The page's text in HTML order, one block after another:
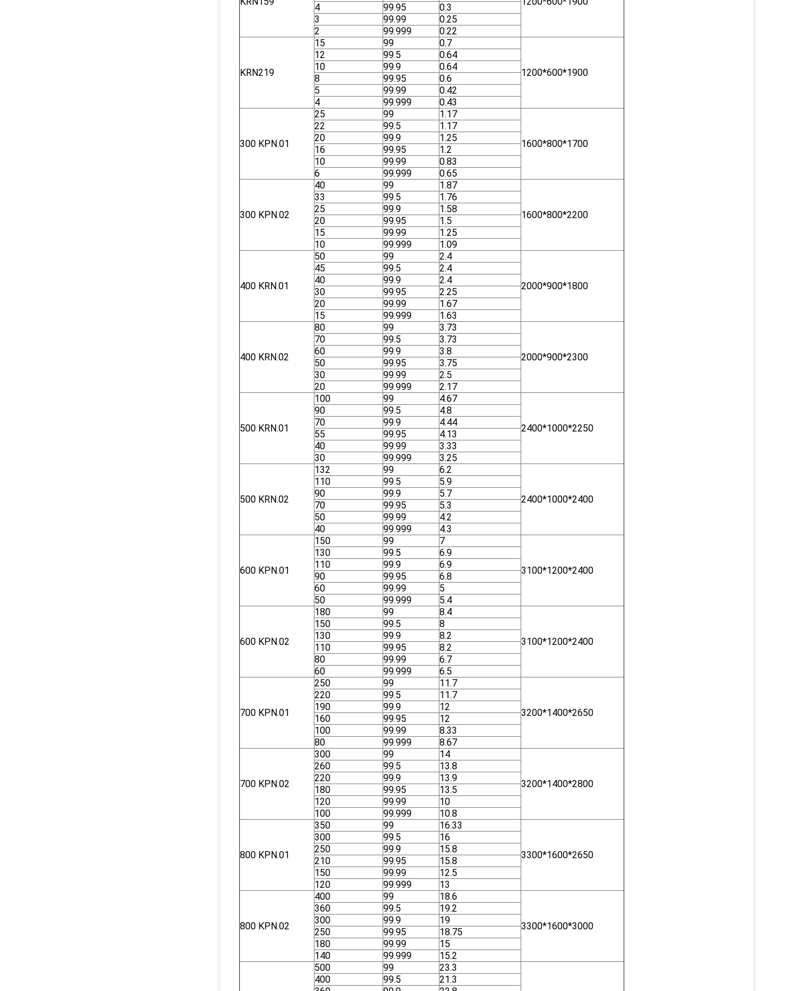
4
99.95
0.3
3
99.99
0.25
2
99.999 0.22
KRN219
15 99 0.7
1200*600*1900
12 99.5
0.64
10
99.9
0.64
8
99.95
0.6
5
99.99
0.42
4
99.999 0.43
300 ΚΡΝ.01
25 99 1.17
1600*800*1700
22 99.5
1.17
20
99.9
1.25
16
99.95
1.2
10
99.99
0.83
6
99.999 0.65
300 ΚΡΝ.02
40 99 1.87
1600*800*2200
33 99.5
1.76
25
99.9
1.58
20
99.95
1.5
15
99.99
1.25
10
99.999 1.09
400 KRN.01
50 99 2.4
2000*900*1800
45 99.5
2.4
40
99.9
2.4
30
99.95
2.25
20
99.99
1.67
15
99.999 1.63
400 KRN.02
80 99 3.73
2000*900*2300
70 99.5
3.73
60
99.9
3.8
50
99.95
3.75
30
99.99
2.5
20
99.999 2.17
500 KRN.01
100 99 4.67
2400*1000*2250
90 99.5
4.8
70
99.9
4.44
55
99.95
4.13
40
99.99
3.33
30
99.999 3.25
500 KRN.02
132 99 6.2
2400*1000*2400
110 99.5
5.9
90
99.9
5.7
70
99.95
5.3
50
99.99
4.2
40
99.999 4.3
600 ΚΡΝ.01
150 99 7
3100*1200*2400
130 99.5
6.9
110
99.9
6.9
90
99.95
6.8
60
99.99
5
50
99.999 5.4
600 ΚΡΝ.02
180 99 8.4
3100*1200*2400
150 99.5
8
130
99.9
8.2
110
99.95
8.2
80
99.99
6.7
60
99.999 6.5
700 ΚΡΝ.01
250 99 11.7
3200*1400*2650
220 99.5
11.7
190
99.9
12
160
99.95
12
100
99.99
8.33
80
99.999 8.67
700 ΚΡΝ.02
300 99 14
3200*1400*2800
260 99.5
13.8
220
99.9
13.9
180
99.95
13.5
120
99.99
10
100
99.999 10.8
800 ΚΡΝ.01
350 99 16.33
3300*1600*2650
300 99.5
16
250
99.9
15.8
210
99.95
15.8
150
99.99
12.5
120
99.999 13
800 ΚΡΝ.02
400 99 18.6
3300*1600*3000
360 99.5
19.2
300
99.9
19
250
99.95
18.75
180
99.99
15
140
99.999
15.2
500
99
23.3
400
99.5
21.3